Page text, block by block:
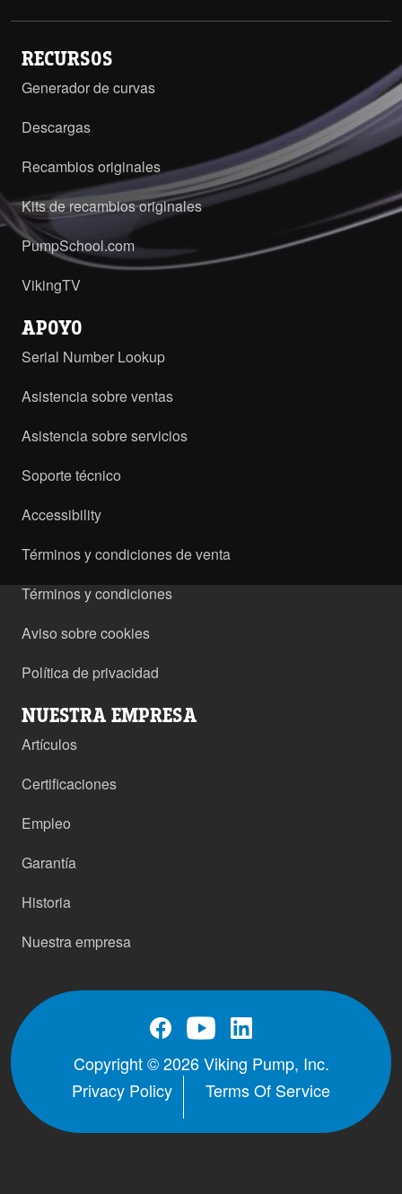
RECURSOS
Generador de curvas
Descargas
Recambios originales
Kits de recambios originales
PumpSchool.com
VikingTV
APOYO
Serial Number Lookup
Asistencia sobre ventas
Asistencia sobre servicios
Soporte técnico
Accessibility
Términos y condiciones de venta
Términos y condiciones
Aviso sobre cookies
Política de privacidad
NUESTRA EMPRESA
Artículos
Certificaciones
Empleo
Garantía
Historia
Nuestra empresa
Copyright © 2026 Viking Pump, Inc.
Privacy Policy
Terms Of Service